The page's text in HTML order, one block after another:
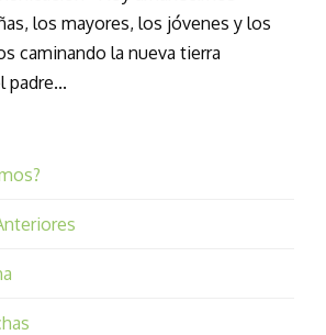
los mayores, los jóvenes y los
caminando la nueva tierra
padre...